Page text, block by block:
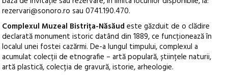
rezervari@sonoro.ro sau 0741.190.470.
Complexul Muzeal Bistrița-Năsăud este găzduit de o clădire
declarată monument istoric datând din 1889, ce funcționează în
localul unei fostei cazărmi. De-a lungul timpului, complexul a
acumulat colecții de etnografie – artă populară, științele naturii,
artă plastică, colecția de gravură, istorie, arheologie.